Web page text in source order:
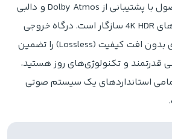
دقیق اکولایزر. این محصول با پشتیبانی از Dolby Atmos و دالبی
ویژن، به خوبی با محتواهای 4K HDR سازگار است. درگاه خروجی
HDMI eARC انتقال صدای بدون افت کیفیت (Lossless) را تضمین
قدرتمند و تکنولوژی‌های روز هستید،
استانداردهای یک سیستم صوتی